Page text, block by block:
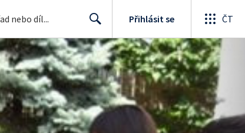
Search
Přihlásit se ČT